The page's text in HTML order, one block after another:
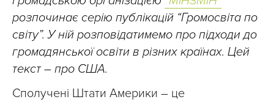
розпочинає серію публікацій “Громосвіта по
світу”. У ній розповідатимемо про підходи до
громадянської освіти в різних країнах. Цей
текст – про США.
Сполучені Штати Америки – це